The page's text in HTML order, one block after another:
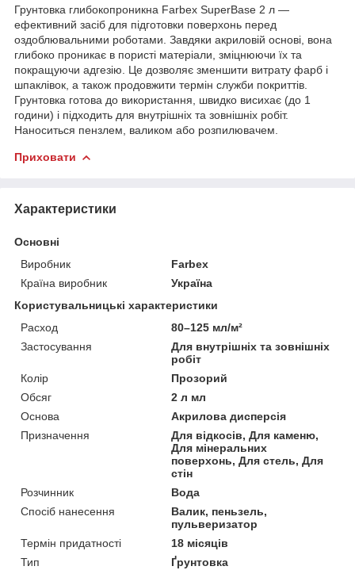
Грунтовка глибокопроникна Farbex SuperBase 2 л —
ефективний засіб для підготовки поверхонь перед
оздоблювальними роботами. Завдяки акриловій основі, вона
глибоко проникає в пористі матеріали, зміцнюючи їх та
покращуючи адгезію. Це дозволяє зменшити витрату фарб і
шпаклівок, а також продовжити термін служби покриттів.
Грунтовка готова до використання, швидко висихає (до 1
години) і підходить для внутрішніх та зовнішніх робіт.
Наноситься пензлем, валиком або розпилювачем.
Приховати
Характеристики
Основні
Виробник
Farbex
Країна виробник
Україна
Користувальницькі характеристики
Расход
80–125 мл/м²
Застосування
Для внутрішніх та зовнішніх
робіт
Колір
Прозорий
Обсяг
2 л мл
Основа
Акрилова дисперсія
Призначення
Для відкосів, Для каменю,
Для мінеральних
поверхонь, Для стель, Для
стін
Розчинник
Вода
Спосіб нанесення
Валик, пеньзель,
пульверизатор
Термін придатності
18 місяців
Тип
Ґрунтовка